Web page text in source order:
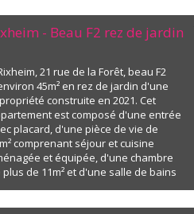
- Beau F2 rez de jardin
21 rue de la Forêt, beau F2
45m² en rez de jardin d'une
construite en 2021. Cet
est composé d'une entrée
placard, d'une pièce de vie de
comprenant séjour et cuisine
et équipée, d'une chambre
plus de 11m² et d'une salle de bains